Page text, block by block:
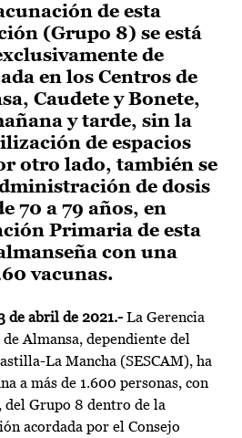
de esta
(Grupo 8) se está
de
en los Centros de
Caudete y Bonete,
y tarde, sin la
de espacios
otro lado, también se
de dosis
70 a 79 años, en
Primaria de esta
con una
vacunas.
de abril de 2021.- La Gerencia
Almansa, dependiente del
La Mancha (SESCAM), ha
a más de 1.600 personas, con
del Grupo 8 dentro de la
acordada por el Consejo